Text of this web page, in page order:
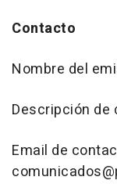
Contacto
Nombre del
Descripción de
Email de